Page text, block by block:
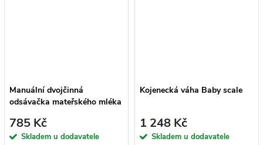
Manuální dvojčinná
odsávačka mateřského mléka
785 Kč
Skladem u dodavatele
Kojenecká váha Baby scale
1 248 Kč
Skladem u dodavatele